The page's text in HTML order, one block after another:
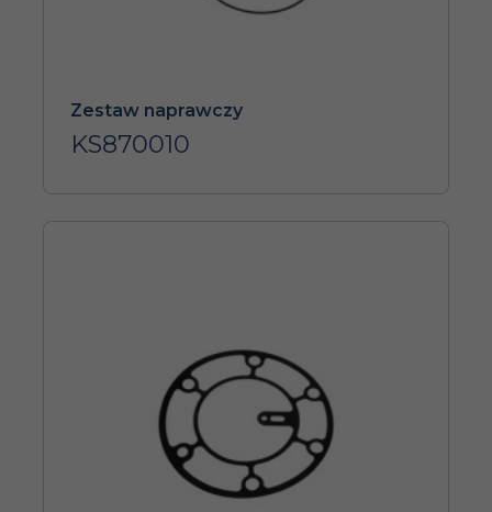
Zestaw naprawczy
KS870010